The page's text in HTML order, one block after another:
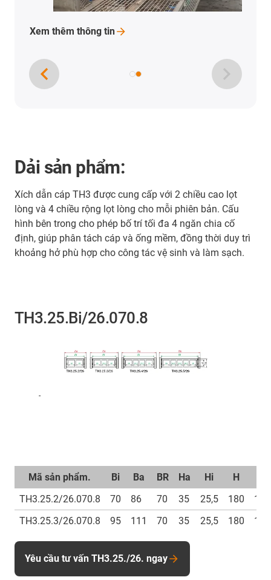
Dải sản phẩm:
Xích dẫn cáp TH3 được cung cấp với 2 chiều cao lọt
lòng và 4 chiều rộng lọt lòng cho mỗi phiên bản. Cấu
hình bên trong cho phép bố trí tối đa 4 ngăn chia cố
định, giúp phân tách cáp và ống mềm, đồng thời duy trì
khoảng hở phù hợp cho công tác vệ sinh và làm sạch.
TH3.25.Bi/26.070.8
-
Mã sản phẩm. Bi Ba BR Ha Hi H
TH3.25.2/26.070.8
70 86 70 35 25,5 180
110
TH3.25.3/26.070.8
95 111 70 35 25,5 180 110
Yêu cầu tư vấn TH3.25./26. ngay